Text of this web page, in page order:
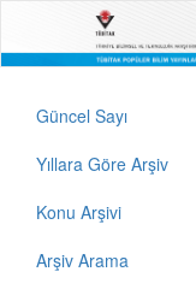
Güncel Sayı
Yıllara Göre Arşiv
Konu Arşivi
Arşiv Arama